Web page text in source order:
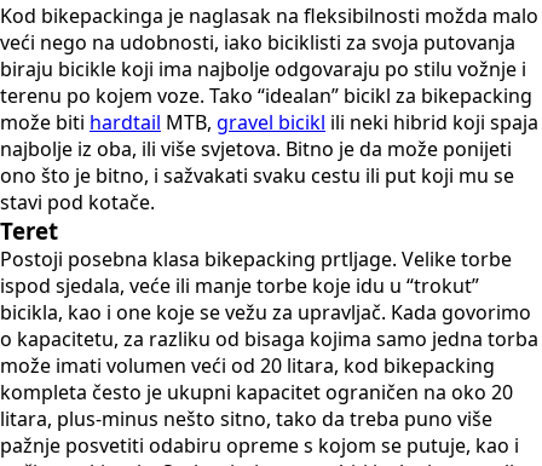
Kod bikepackinga je naglasak na fleksibilnosti možda malo
veći nego na udobnosti, iako biciklisti za svoja putovanja
biraju bicikle koji ima najbolje odgovaraju po stilu vožnje i
terenu po kojem voze. Tako “idealan” bicikl za bikepacking
može biti hardtail MTB, gravel bicikl ili neki hibrid koji spaja
najbolje iz oba, ili više svjetova. Bitno je da može ponijeti
ono što je bitno, i sažvakati svaku cestu ili put koji mu se
stavi pod kotače.
Teret
Postoji posebna klasa bikepacking prtljage. Velike torbe
ispod sjedala, veće ili manje torbe koje idu u “trokut”
bicikla, kao i one koje se vežu za upravljač. Kada govorimo
o kapacitetu, za razliku od bisaga kojima samo jedna torba
može imati volumen veći od 20 litara, kod bikepacking
kompleta često je ukupni kapacitet ograničen na oko 20
litara, plus-minus nešto sitno, tako da treba puno više
pažnje posvetiti odabiru opreme s kojom se putuje, kao i